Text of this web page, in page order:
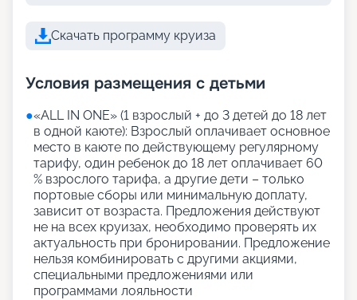
Скачать программу круиза
Условия размещения с детьми
●«АLL IN ONE» (1 взрослый + до 3 детей до 18 лет
в одной каюте): Взрослый оплачивает основное
место в каюте по действующему регулярному
тарифу, один ребенок до 18 лет оплачивает 60
% взрослого тарифа, а другие дети – только
портовые сборы или минимальную доплату,
зависит от возраста. Предложения действуют
не на всех круизах, необходимо проверять их
актуальность при бронировании. Предложение
нельзя комбинировать с другими акциями,
специальными предложениями или
программами лояльности